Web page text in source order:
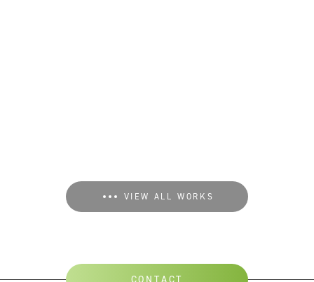
VIEW ALL WORKS
CONTACT